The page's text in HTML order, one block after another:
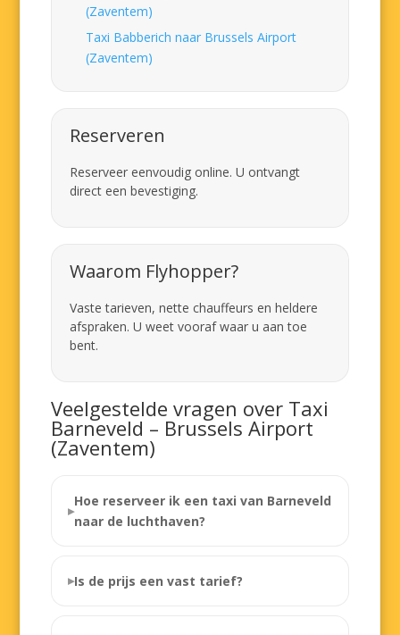
(Zaventem)
Taxi Babberich naar Brussels Airport
(Zaventem)
Reserveren
Reserveer eenvoudig online. U ontvangt
direct een bevestiging.
Waarom Flyhopper?
Vaste tarieven, nette chauffeurs en heldere
afspraken. U weet vooraf waar u aan toe
bent.
Veelgestelde vragen over Taxi
Barneveld – Brussels Airport
(Zaventem)
Hoe reserveer ik een taxi van Barneveld
naar de luchthaven?
Is de prijs een vast tarief?